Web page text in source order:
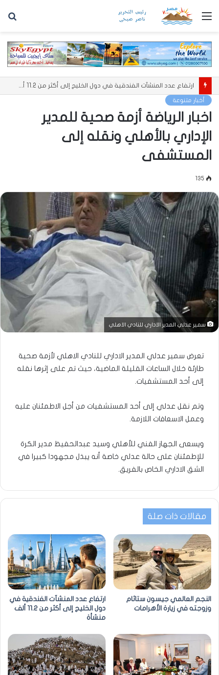
القائمة
ارتفاع عدد المنشآت الفندقية في دول الخليج إلى أكثر من 11.2 ألف منشأة
أخبار متنوعة
اخبار الرياضة أزمة صحية للمدير
الإداري بالأهلي ونقله إلى
المستشفى
135
سمير عدلي المدير الاداري للنادي الاهلي
تعرض سمير عدلي المدير الاداري للنادي الاهلي لأزمة صحية
طارئة خلال الساعات القليلة الماضية، حيث تم على إثرها نقله
إلى أحد المستشفيات.
وتم نقل عدلي إلى أحد المستشفيات من أجل الاطمئنان عليه
وعمل الاسعافات اللازمة.
ويسعى الجهاز الفني للأهلي وسيد عبدالحفيظ مدير الكرة
للإطمئنان على حالة عدلي خاصة أنه يبذل مجهودا كبيرا في
الشق الاداري الخاص بالفريق.
مقالات ذات صلة
النجم العالمي جيسون ستاثام
وزوجته في زيارة الأهرامات
ارتفاع عدد المنشآت الفندقية في
دول الخليج إلى أكثر من 11.2 ألف
منشأة